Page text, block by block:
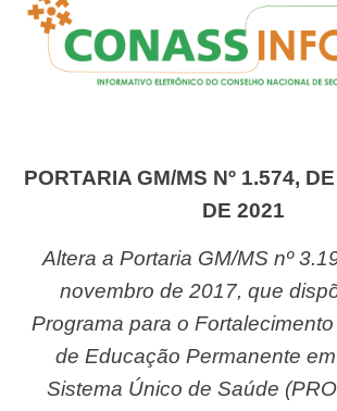
PORTARIA GM/MS Nº 1.574, DE 8 DE JULHO
DE 2021
Altera a Portaria GM/MS nº 3.194, de 28 de
novembro de 2017, que
Programa para o
de Educação Permanente
Sistema Único de Saúde